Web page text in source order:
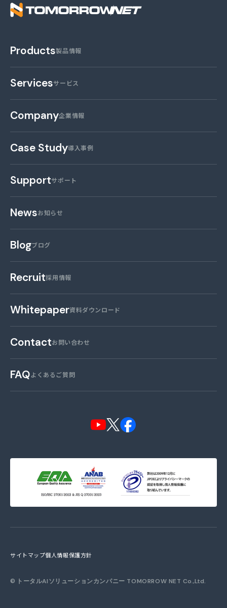
株式会社トゥモロー
Products製品情報
Servicesサービス
Company企業情報
Case Study導入事例
Supportサポート
Newsお知らせ
Blogブログ
Recruit採用情報
Whitepaper資料ダウンロード
Contactお問い合わせ
FAQよくあるご質問
サイトマップ個人情報保護方針
© トータルAIソリューションカンパニー TOMORROW NET Co.,Ltd.